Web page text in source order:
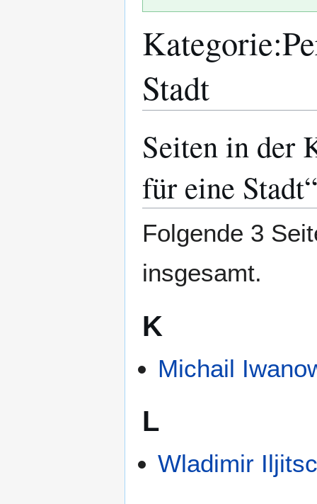
Kategorie:
Stadt
Navigation
Suche
Seiten in der
für eine Stadt“
Folgende 3
insgesamt.
K
Michail
L
Wladimir